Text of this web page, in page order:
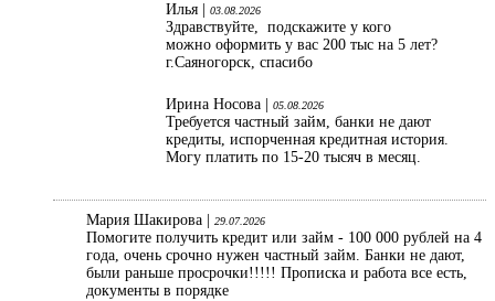
Илья |
03.08.2026
Здравствуйте, подскажите у кого
можно оформить у вас 200 тыс на 5 лет?
г.Саяногорск, спасибо
Ирина Носова | 05.08.2026
Требуется частный займ, банки не дают
кредиты, испорченная кредитная история.
Могу платить по 15-20 тысяч в месяц.
Мария Шакирова | 29.07.2026
Помогите получить кредит или займ - 100 000 рублей на 4
года, очень срочно нужен частный займ. Банки не дают,
были раньше просрочки!!!!! Прописка и работа все есть,
документы в порядке